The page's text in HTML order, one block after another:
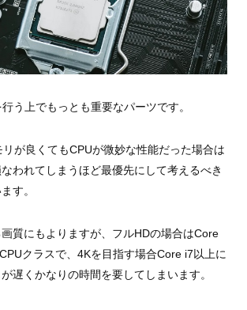
う上でもっとも重要なパーツです。
が良くてもCPUが微妙な性能だった場合は
われてしまうほど最優先にして考えるべき
す。
質にもよりますが、フルHDの場合はCore
クラスで、4Kを目指す場合Core i7以上に
遅くかなりの時間を要してしまいます。